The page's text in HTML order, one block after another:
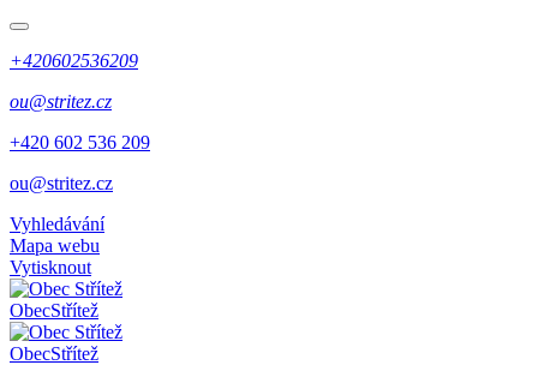
+420602536209
ou@stritez.cz
+420 602 536 209
ou@stritez.cz
Vyhledávání
Mapa webu
Vytisknout
ObecStřítež
ObecStřítež